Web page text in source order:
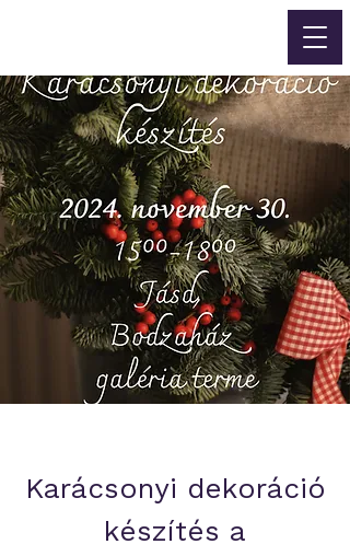
Karácsonyi dekoráció
készítés a